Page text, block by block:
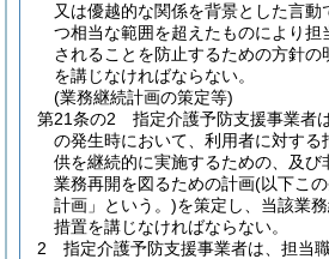
又は優越的な関係を背景とした言
つ相当な範囲を超えたものにより担
されることを防止するための方針
を講じなければならない。
(業務継続計画の策定等)
第21条の2
指定介護予防支援事業者
の発生時において、利用者に対する
供を継続的に実施するための、及び
業務再開を図るための計画(以下こ
計画」という。)を策定し、当該業
措置を講じなければならない。
2
指定介護予防支援事業者は、担当